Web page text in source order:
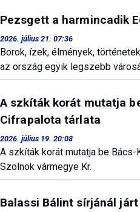
Pezsgett a harmincadik
2026. július 21. 07:36
Borok, ízek, élmények,
az ország egyik legszebb
A szkíták korát mutatja
Cifrapalota tárlata
2026. július 19. 20:08
A szkíták korát mutatja be
Szolnok vármegye Kr.
Balassi Bálint sírjánál